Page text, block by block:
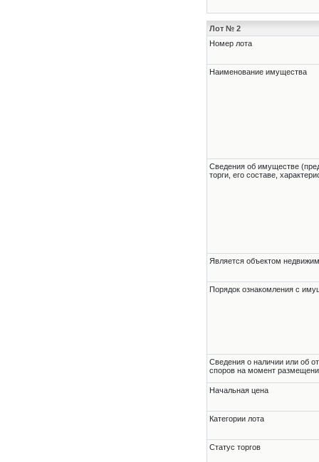
Лот № 2
Номер лота
Наименование имущества
Cведения об имуществе
торги, его составе,
Является объектом
Порядок ознакомления с
Cведения о наличии или об
споров на момент
Начальная цена
Категории лота
Статус торгов